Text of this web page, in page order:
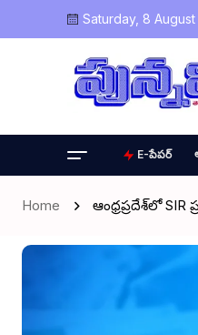
Saturday, 8
E-పేపర్
Home ఆంధ్రప్రదేశ్‌లో SIR